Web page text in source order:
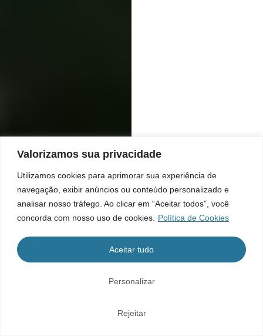
Valorizamos sua privacidade
Utilizamos cookies para aprimorar sua experiência de
navegação, exibir anúncios ou conteúdo personalizado e
analisar nosso tráfego. Ao clicar em “Aceitar todos”, você
concorda com nosso uso de cookies.
Política de Cookies
Personalizar
Rejeitar
Aceitar tudo